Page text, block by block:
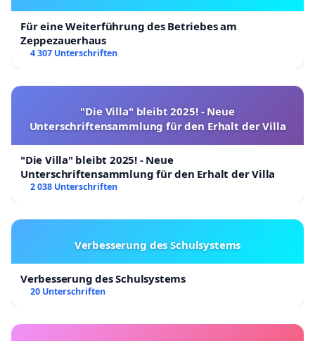
Für eine Weiterführung des Betriebes am
Zeppezauerhaus
4 307 Unterschriften
"Die Villa" bleibt 2025! - Neue
Unterschriftensammlung für den Erhalt der Villa
"Die Villa" bleibt 2025! - Neue
Unterschriftensammlung für den Erhalt der Villa
2 038 Unterschriften
Verbesserung des Schulsystems
Verbesserung des Schulsystems
20 Unterschriften